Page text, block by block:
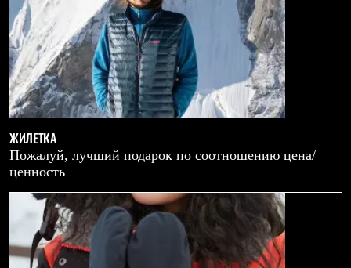
ЖИЛЕТКА
Пожалуй, лучший подарок по соотношению цена/
ценность